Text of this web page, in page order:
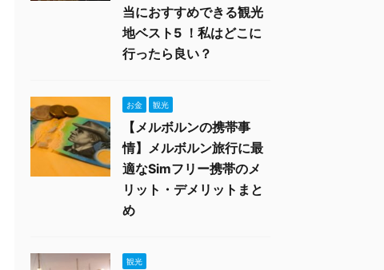
当におすすめできる観光
地ベスト5 ！私はどこに
行ったら良い？
お金 観光
【メルボルンの携帯事
情】メルボルン旅行に最
適なSimフリー携帯のメ
リット・デメリットまと
め
観光